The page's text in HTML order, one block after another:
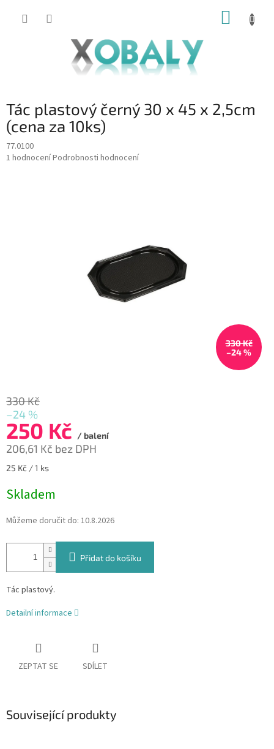
KOŠÍK
Tác plastový černý 30 x 45 x 2,5cm
(cena za 10ks)
77.0100
Průměrné
1 hodnoceníPodrobnosti hodnocení
330 Kč
–24 %
330 Kč
–24 %
250 Kč / balení
206,61 Kč bez DPH
Měrná
25 Kč / 1 ks
Skladem
Můžeme doručit do: 10.8.2026
Přidat do košíku
Tác plastový.
Detailní informace
ZEPTAT SE SDÍLET
Související produkty